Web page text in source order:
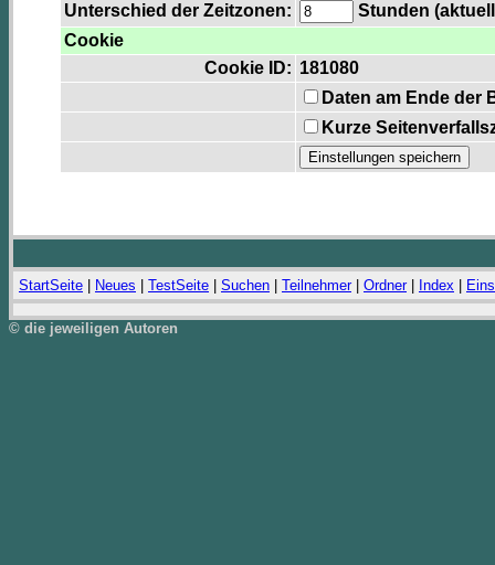
Unterschied der Zeitzonen:
Stunden
Cookie
Cookie ID: 181080
Daten am Ende der
Kurze
StartSeite Neues TestSeite Suchen Teilnehmer| Ordner| Index
© die jeweiligen Autoren